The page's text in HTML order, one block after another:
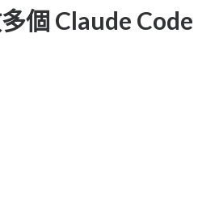
個 Claude Code